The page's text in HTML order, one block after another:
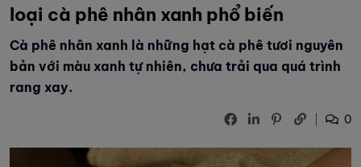
loại cà phê nhân xanh phổ biến
Cà phê nhân xanh là những hạt cà phê tươi nguyên
bản với màu xanh tự nhiên, chưa trải qua quá trình
rang xay.
0